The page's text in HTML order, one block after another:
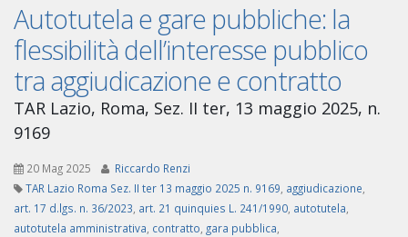
Autotutela e gare pubbliche: la
flessibilità dell’interesse pubblico
tra aggiudicazione e contratto
TAR Lazio, Roma, Sez. II ter, 13 maggio 2025, n.
9169
20 Mag 2025
Riccardo Renzi
TAR Lazio Roma Sez. II ter 13 maggio 2025 n. 9169 aggiudicazione
art. 17 d.lgs. n. 36/2023 art. 21 quinquies L. 241/1990 autotutela
autotutela amministrativa contratto gara pubblica